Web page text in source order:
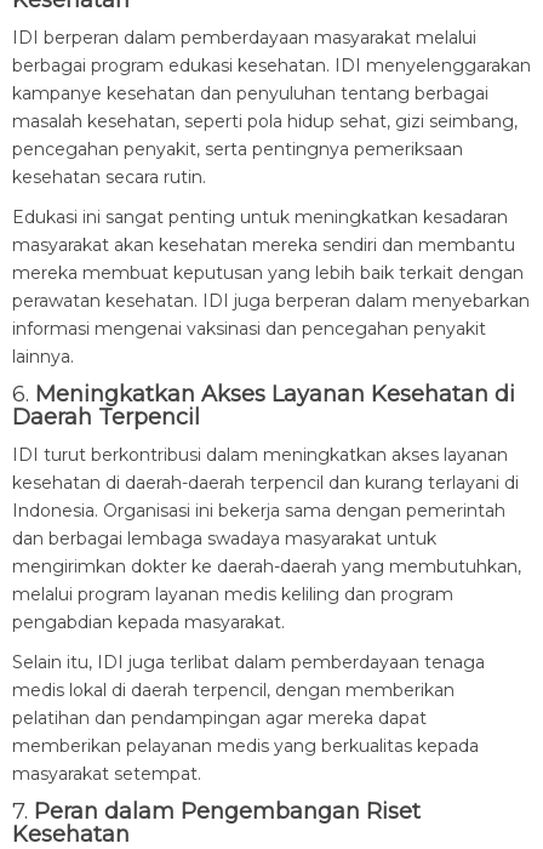
IDI berperan dalam pemberdayaan masyarakat melalui
berbagai program edukasi kesehatan. IDI menyelenggarakan
kampanye kesehatan dan penyuluhan tentang berbagai
masalah kesehatan, seperti pola hidup sehat, gizi seimbang,
pencegahan penyakit, serta pentingnya pemeriksaan
kesehatan secara rutin.
Edukasi ini sangat penting untuk meningkatkan kesadaran
masyarakat akan kesehatan mereka sendiri dan membantu
mereka membuat keputusan yang lebih baik terkait dengan
perawatan kesehatan. IDI juga berperan dalam menyebarkan
informasi mengenai vaksinasi dan pencegahan penyakit
lainnya.
6. Meningkatkan Akses Layanan Kesehatan di
Daerah Terpencil
IDI turut berkontribusi dalam meningkatkan akses layanan
kesehatan di daerah-daerah terpencil dan kurang terlayani di
Indonesia. Organisasi ini bekerja sama dengan pemerintah
dan berbagai lembaga swadaya masyarakat untuk
mengirimkan dokter ke daerah-daerah yang membutuhkan,
melalui program layanan medis keliling dan program
pengabdian kepada masyarakat.
Selain itu, IDI juga terlibat dalam pemberdayaan tenaga
medis lokal di daerah terpencil, dengan memberikan
pelatihan dan pendampingan agar mereka dapat
memberikan pelayanan medis yang berkualitas kepada
masyarakat setempat.
7. Peran dalam Pengembangan Riset
Kesehatan